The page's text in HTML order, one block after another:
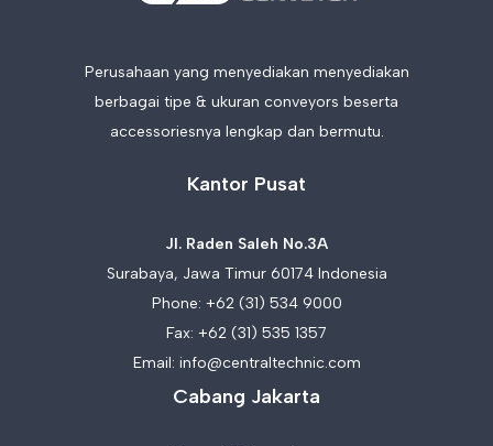
Perusahaan yang menyediakan menyediakan
berbagai tipe & ukuran conveyors beserta
accessoriesnya lengkap dan bermutu.
Kantor Pusat
Jl. Raden Saleh No.3A
Surabaya, Jawa Timur 60174 Indonesia
Phone: +62 (31) 534 9000
Fax: +62 (31) 535 1357
Email: info@centraltechnic.com
Cabang Jakarta